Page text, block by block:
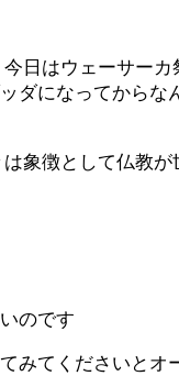
日はウェーサー
ダになってから
象徴として仏教
のです
みてくださいと